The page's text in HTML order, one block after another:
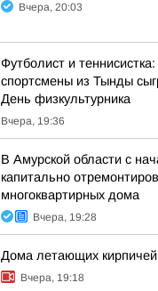
Вчера, 20:03
Футболист и
спортсмены из Тынды
День физкультурника
Вчера, 19:36
В Амурской области с
капитально
многоквартирных дома
Вчера, 19:28
Дома летающих
Вчера, 19:18